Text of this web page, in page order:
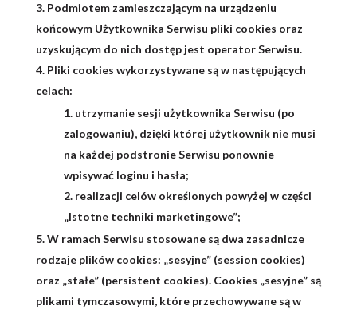
Podmiotem zamieszczającym na urządzeniu
końcowym Użytkownika Serwisu pliki cookies oraz
uzyskującym do nich dostęp jest operator Serwisu.
Pliki cookies wykorzystywane są w następujących
celach:
utrzymanie sesji użytkownika Serwisu (po
zalogowaniu), dzięki której użytkownik nie musi
na każdej podstronie Serwisu ponownie
wpisywać loginu i hasła;
realizacji celów określonych powyżej w części
„Istotne techniki marketingowe”;
W ramach Serwisu stosowane są dwa zasadnicze
rodzaje plików cookies: „sesyjne” (session cookies)
oraz „stałe” (persistent cookies). Cookies „sesyjne” są
plikami tymczasowymi, które przechowywane są w